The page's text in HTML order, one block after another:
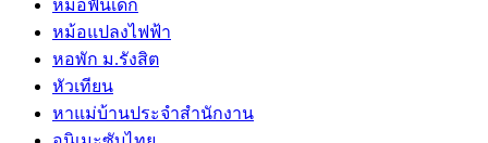
หมอฟันเด็ก
หม้อแปลงไฟฟ้า
หอพัก ม.รังสิต
หัวเทียน
หาแม่บ้านประจำสำนักงาน